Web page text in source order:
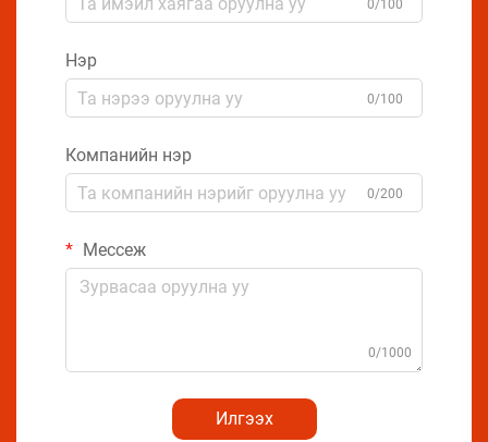
0/100
Нэр
0/100
Компанийн нэр
0/200
Мессеж
0/1000
Илгээх